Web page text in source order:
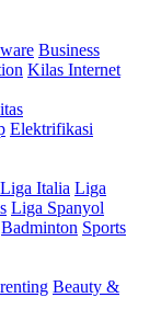
Business
Kilas Internet
Elektrifikasi
Liga Italia Liga
Liga Spanyol
Badminton Sports
Beauty &